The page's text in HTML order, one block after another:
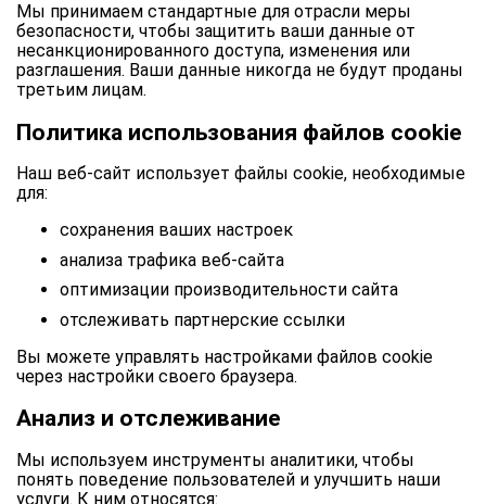
Мы принимаем стандартные для отрасли меры
безопасности, чтобы защитить ваши данные от
несанкционированного доступа, изменения или
разглашения. Ваши данные никогда не будут проданы
третьим лицам.
Политика использования файлов cookie
Наш веб-сайт использует файлы cookie, необходимые
для:
сохранения ваших настроек
анализа трафика веб-сайта
оптимизации производительности сайта
отслеживать партнерские ссылки
Вы можете управлять настройками файлов cookie
через настройки своего браузера.
Анализ и отслеживание
Мы используем инструменты аналитики, чтобы
понять поведение пользователей и улучшить наши
услуги. К ним относятся: